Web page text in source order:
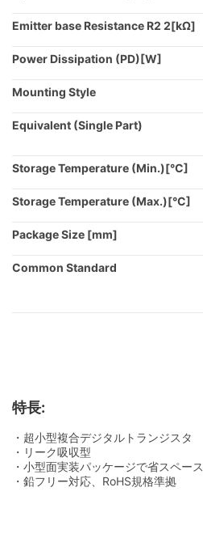
Emitter base Resistance R2 2[kΩ]
Power Dissipation (PD)[W]
Mounting Style
Equivalent (Single Part)
Storage Temperature (Min.)[°C]
Storage Temperature (Max.)[°C]
Package Size [mm]
Common Standard
特長:
・超小型複合デジタルトランジスタ
・リーク吸収型
・小型面実装パッケージで省スペース
・鉛フリー対応、RoHS規格準拠